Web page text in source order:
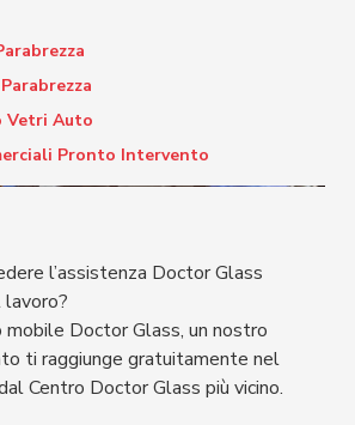
Vetri Auto
Pronto Intervento
l’assistenza Doctor Glass
lavoro?
mobile Doctor Glass, un nostro
ti raggiunge gratuitamente nel
Centro Doctor Glass più vicino.